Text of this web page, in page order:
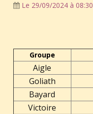
Le 29/09/2024 à 08:30
Groupe
Aigle
Goliath
Bayard
Victoire